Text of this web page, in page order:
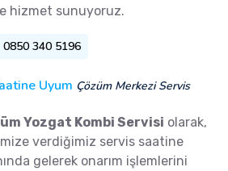
hizmet sunuyoruz.
340 5196
Uyum Çözüm Merkezi Servis
Yozgat Kombi Servisi olarak,
verdiğimiz servis saatine
gelerek onarım işlemlerini